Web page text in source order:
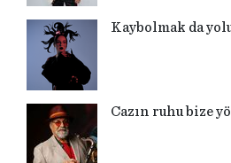
Kaybolmak da
Cazın ruhu bize